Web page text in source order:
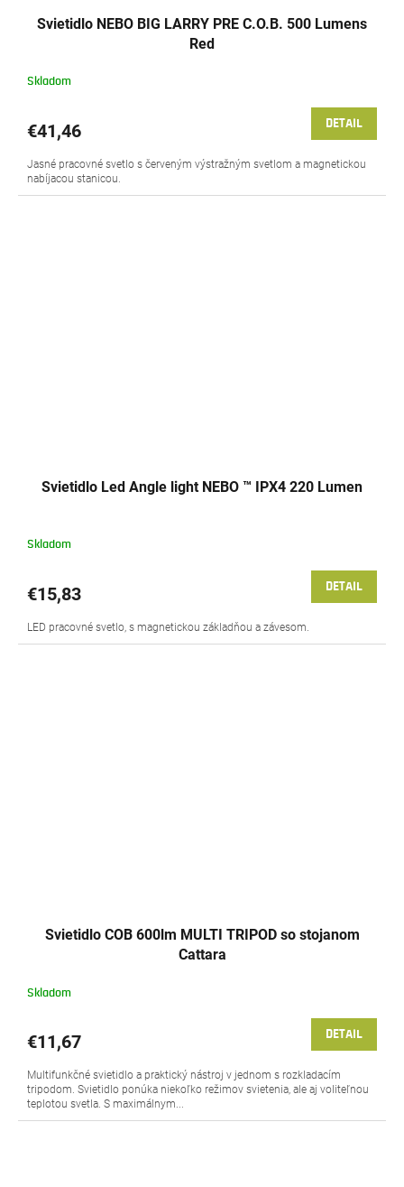
Svietidlo NEBO BIG LARRY PRE C.O.B. 500 Lumens
Red
Skladom
€41,46 DETAIL
Jasné pracovné svetlo s červeným výstražným svetlom a magnetickou
nabíjacou stanicou.
Svietidlo Led Angle light NEBO ™ IPX4 220 Lumen
Skladom
€15,83 DETAIL
LED pracovné svetlo, s magnetickou základňou a závesom.
Svietidlo COB 600lm MULTI TRIPOD so stojanom
Cattara
Skladom
€11,67 DETAIL
Multifunkčné svietidlo a praktický nástroj v jednom s rozkladacím
tripodom. Svietidlo ponúka niekoľko režimov svietenia, ale aj voliteľnou
teplotou svetla. S maximálnym...